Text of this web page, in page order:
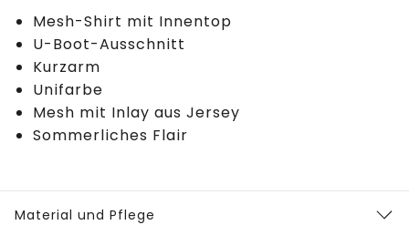
Mesh-Shirt mit Innentop
U-Boot-Ausschnitt
Kurzarm
Unifarbe
Mesh mit Inlay aus Jersey
Sommerliches Flair
Material und Pflege